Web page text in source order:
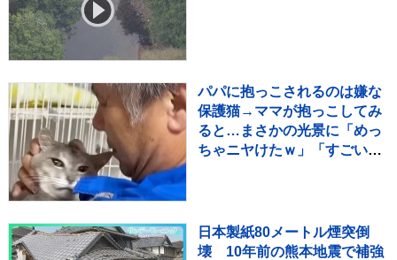
パパに抱っこされるのは嫌な
保護猫→ママが抱っこしてみ
ると…まさかの光景に「めっ
ちゃニヤけたｗ」「すごいｗ
日本製紙80メートル煙突倒
壊 10年前の熊本地震で補強